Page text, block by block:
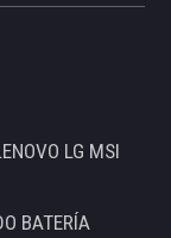
LG MSI
BATERÍA